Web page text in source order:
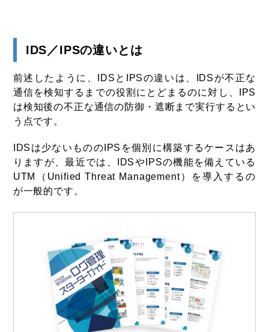
IDS／IPSの違いとは
前述したように、IDSとIPSの違いは、IDSが不正な
通信を検知するまでの役割にとどまるのに対し、IPS
は検知後の不正な通信の防御・遮断まで実行するとい
う点です。
IDSは少ないもののIPSを個別に構築するケースはあ
りますが、最近では、IDSやIPSの機能を備えている
UTM（Unified Threat Management）を導入するの
が一般的です。